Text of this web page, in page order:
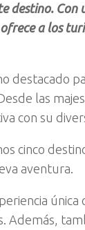
destino.
a los
destacado
las
con su
cinco
aventura.
única
Además,